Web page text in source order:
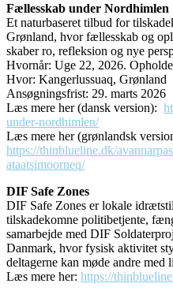
Fællesskab under Nordhimlen
Et naturbaseret tilbud for
Grønland, hvor fællesskab og
skaber ro, refleksion og nye
Hvornår: Uge 22, 2026.
Hvor: Kangerlussuaq, Grønland
Ansøgningsfrist: 29. marts 2026
Læs mere her (dansk version):
under-nordhimlen/
Læs mere her (grønlandsk
https://thinblueline.dk/
ataatsimoorneq/
DIF Safe Zones
DIF Safe Zones er lokale
tilskadekomne politibetjente,
samarbejde med DIF
Danmark, hvor fysisk aktivitet
deltagerne kan møde andre med
Læs mere her: https://